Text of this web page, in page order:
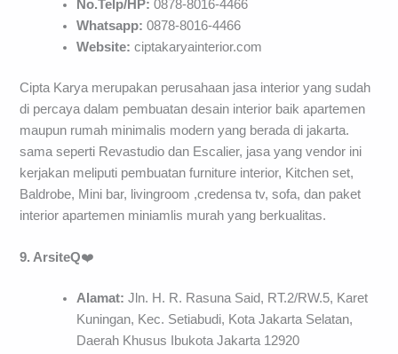
No.Telp/HP: 0878-8016-4466
Whatsapp:0878-8016-4466
Website:ciptakaryainterior.com
Cipta Karya merupakan perusahaan jasa interior yang sudah
di percaya dalam pembuatan desain interior baik apartemen
maupun rumah minimalis modern yang berada di jakarta.
sama seperti Revastudio dan Escalier, jasa yang vendor ini
kerjakan meliputi pembuatan furniture interior, Kitchen set,
Baldrobe, Mini bar, livingroom ,credensa tv, sofa, dan paket
interior apartemen miniamlis murah yang berkualitas.
9. ArsiteQ❤️
Alamat: Jln. H. R. Rasuna Said, RT.2/RW.5, Karet
Kuningan, Kec. Setiabudi, Kota Jakarta Selatan,
Daerah Khusus Ibukota Jakarta 12920